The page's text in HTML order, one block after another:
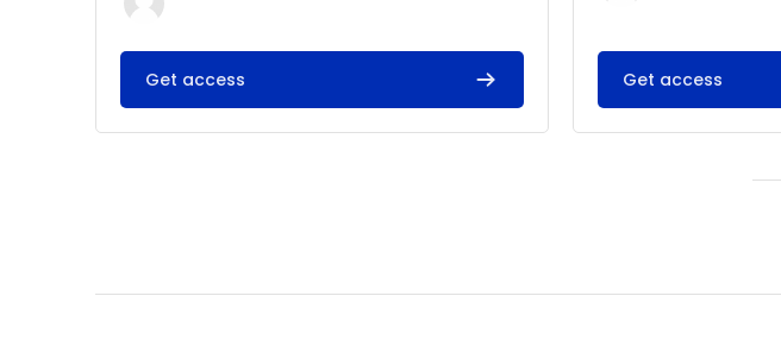
Get access Get access